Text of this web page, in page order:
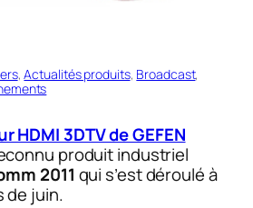
, Actualités produits, Broadcast
HDMI 3DTV de GEFEN
produit industriel
2011 qui s’est déroulé à
de juin.